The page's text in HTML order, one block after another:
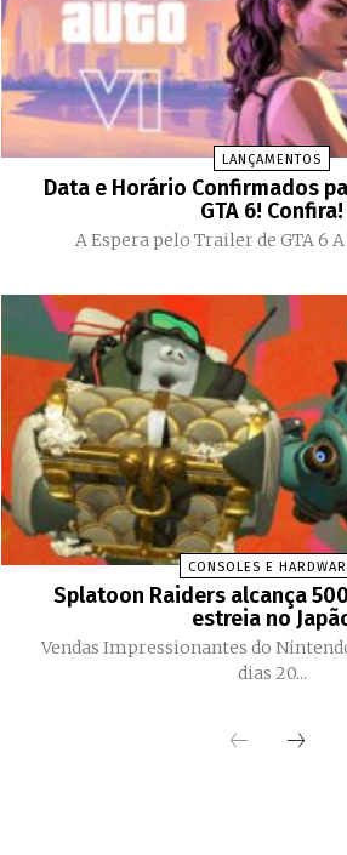
LANÇAMENTOS
Data e Horário Confirmados
GTA 6! Confira!
A
CONSOLES E
Splatoon Raiders alcança
estreia no
Vendas Impressionantes do Nintendo
dias 20...